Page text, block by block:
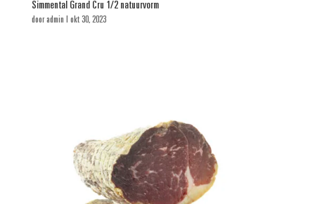
Simmental Grand Cru 1/2 natuurvorm
dooradmin | okt 30, 2023